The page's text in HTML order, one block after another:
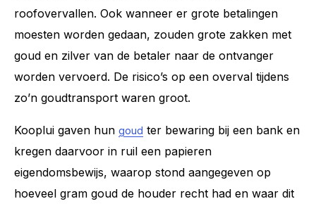
roofovervallen. Ook wanneer er grote betalingen
moesten worden gedaan, zouden grote zakken met
goud en zilver van de betaler naar de ontvanger
worden vervoerd. De risico’s op een overval tijdens
zo’n goudtransport waren groot.
Kooplui gaven hun goud ter bewaring bij een bank en
kregen daarvoor in ruil een papieren
eigendomsbewijs, waarop stond aangegeven op
hoeveel gram goud de houder recht had en waar dit